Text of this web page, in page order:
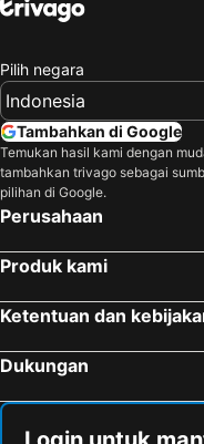
Monaco Boutique Hotel Sadong
Kinabalu Rose Cabin
Pilih negara
Tambahkan di Google
Temukan hasil kami dengan
tambahkan trivago sebagai
pilihan di Google.
Perusahaan
Produk kami
Ketentuan dan
Dukungan